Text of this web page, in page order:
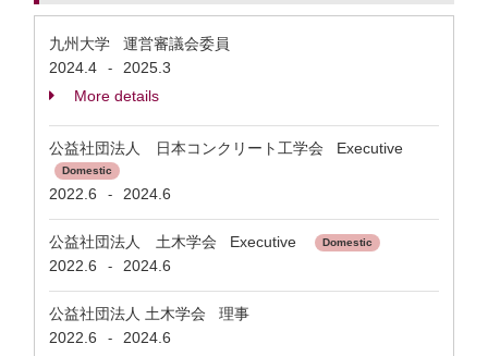
九州大学 運営審議会委員
2024.4
-
2025.3
More details
公益社団法人 日本コンクリート工学会 Executive
Domestic
2022.6 - 2024.6
公益社団法人 土木学会 Executive Domestic
2022.6 - 2024.6
公益社団法人 土木学会 理事
2022.6
-
2024.6